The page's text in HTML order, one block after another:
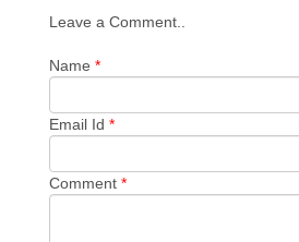
Leave a Comment..
Name *
Email Id *
Comment *